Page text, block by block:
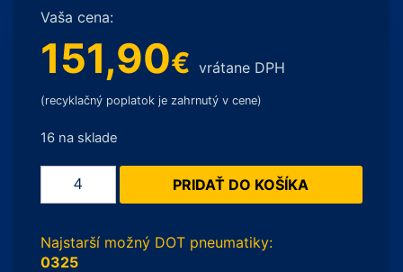
Vaša cena:
151,90€ vrátane DPH
(recyklačný poplatok je zahrnutý v cene)
16 na sklade
množstvo
Van
All
PRIDAŤ DO KOŠÍKA
Najstarší možný DOT pneumatiky:
0325